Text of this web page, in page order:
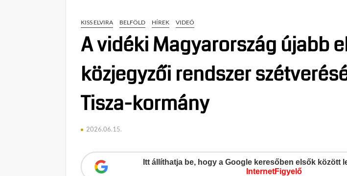
KISS ELVIRA BELFÖLD HÍREK VIDEÓ
A vidéki Magyarország újabb
közjegyzői rendszer
Tisza-kormány
2026.06.15.
Itt állíthatja be, hogy a Google keresőben elsők között
InternetFigyelő